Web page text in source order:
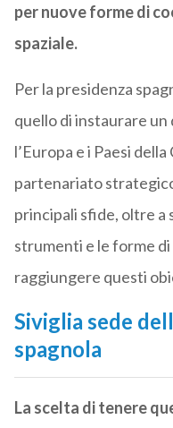
per nuove forme di
spaziale.
Per la presidenza
quello di instaurare
l’Europa e i Paesi
partenariato
principali sfide, oltre a
strumenti e le forme
raggiungere questi
Siviglia sede
spagnola
La scelta di tenere